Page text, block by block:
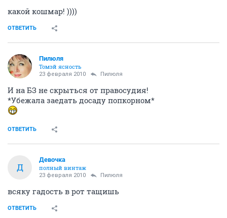
какой кошмар! ))))
ОТВЕТИТЬ
Пилюля
Томэй ясность
23 февраля 2010 Пилюля
И на БЗ не скрыться от правосудия!
*Убежала заедать досаду попкорном*
ОТВЕТИТЬ
Д
Девочка
полный винтаж
23 февраля 2010 Пилюля
всяку гадость в рот тащишь
ОТВЕТИТЬ